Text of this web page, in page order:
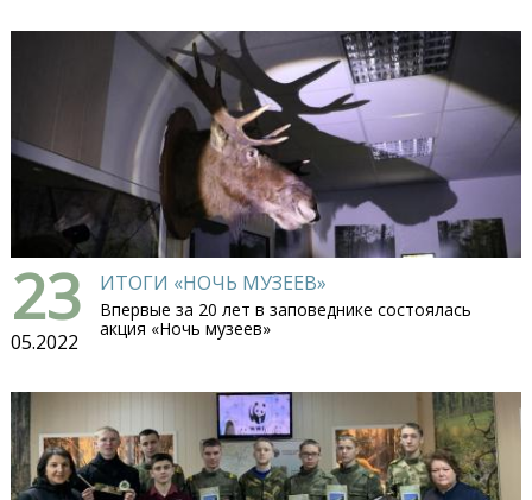
23
05.2022
ИТОГИ «НОЧЬ МУЗЕЕВ»
Впервые за 20 лет в заповеднике состоялась
акция «Ночь музеев»